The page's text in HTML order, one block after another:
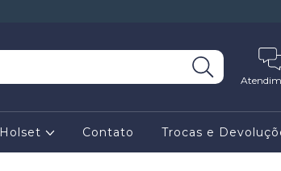
Holset Contato Trocas e